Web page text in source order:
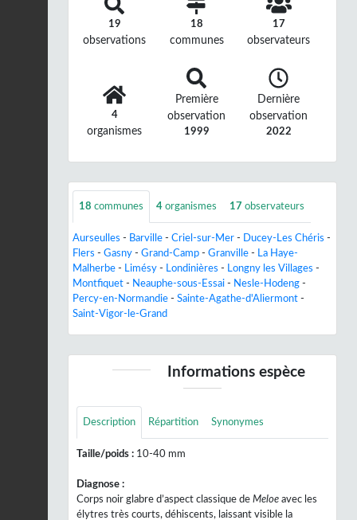
19
observations
18
communes
17
observateurs
4
organismes
Première
observation
1999
Dernière
observation
2022
18 communes 4 organismes 17 observateurs
Aurseulles - Barville - Criel-sur-Mer - Ducey-Les Chéris -
Flers - Gasny - Grand-Camp - Granville - La Haye-
Malherbe - Limésy - Londinières - Longny les Villages -
Montfiquet - Neauphe-sous-Essai - Nesle-Hodeng -
Percy-en-Normandie - Sainte-Agathe-d'Aliermont -
Saint-Vigor-le-Grand
Informations espèce
Description Répartition Synonymes
Taille/poids : 10-40 mm
Diagnose :
Corps noir glabre d’aspect classique de Meloe avec les
élytres très courts, déhiscents, laissant visible la